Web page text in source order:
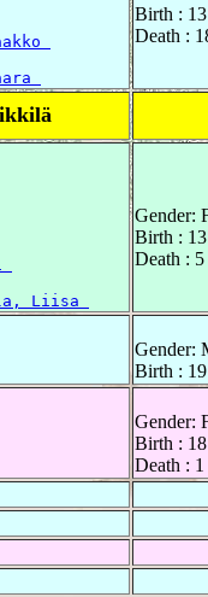
Birth :
Death :
Liisa
Gender:
Birth :
Death :
Gender:
Birth :
Gender:
Birth :
Death :